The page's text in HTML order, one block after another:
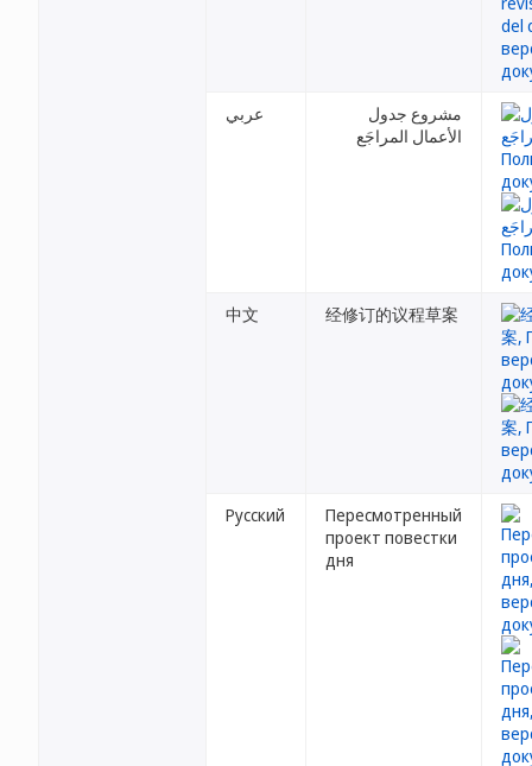
عربي
مشروع جدول
الأعمال المراجَع
中文 经修订的议程草案
Русский
Пересмотренный
проект повестки
дня